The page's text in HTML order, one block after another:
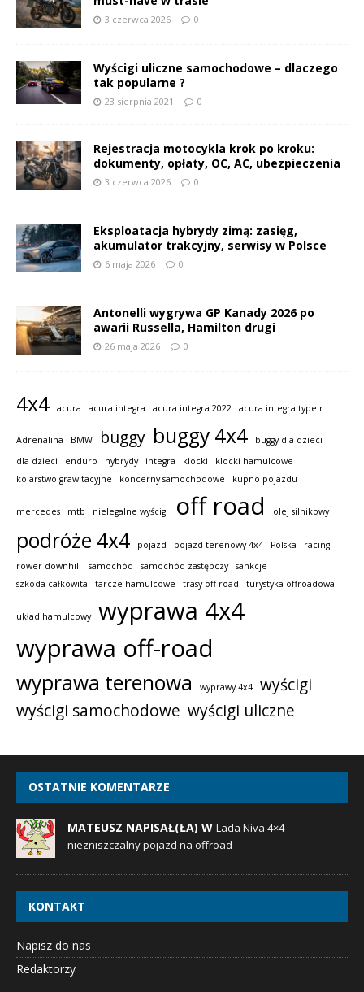
3 czerwca 2026 0
Wyścigi uliczne samochodowe – dlaczego
tak popularne ?
23 sierpnia 2021 0
Rejestracja motocykla krok po kroku:
dokumenty, opłaty, OC, AC, ubezpieczenia
3 czerwca 2026 0
Eksploatacja hybrydy zimą: zasięg,
akumulator trakcyjny, serwisy w Polsce
6 maja 2026 0
Antonelli wygrywa GP Kanady 2026 po
awarii Russella, Hamilton drugi
26 maja 2026 0
4x4 acura acura integra acura integra 2022 acura integra type r
Adrenalina BMW buggy buggy 4x4
buggy dla dzieci
dla dzieci
enduro hybrydy integra klocki
klocki hamulcowe
kolarstwo grawitacyjne
koncerny samochodowe kupno pojazdu
mercedes mtb nielegalne wyścigi off road olej silnikowy
podróże 4x4 pojazd pojazd terenowy 4x4 Polska
racing
rower downhill
samochód samochód zastępczy
sankcje
szkoda całkowita
tarcze hamulcowe trasy off-road turystyka offroadowa
układ hamulcowy
wyprawa 4x4
wyprawa off-road
wyprawa terenowa wyprawy 4x4
wyścigi
wyścigi samochodowe wyścigi uliczne
OSTATNIE KOMENTARZE
MATEUSZ NAPISAŁ(ŁA) W Lada Niva 4×4 –
niezniszczalny pojazd na offroad
KONTAKT
Napisz do nas
Redaktorzy